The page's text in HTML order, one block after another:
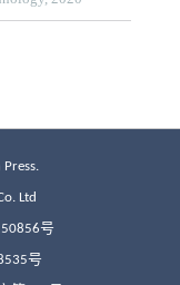
Ltd
号
号